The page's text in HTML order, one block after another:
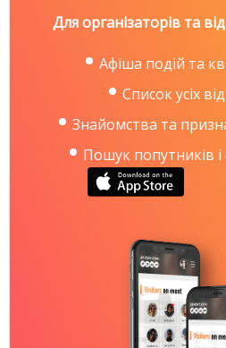
Для організаторів та
Афіша подій та
Список усіх
Знайомства та
Пошук попутників